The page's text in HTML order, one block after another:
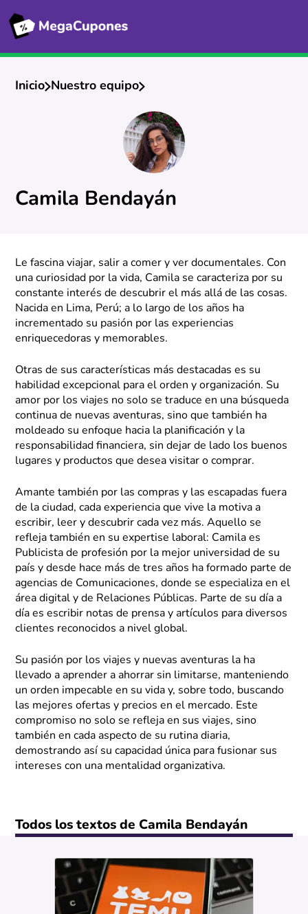
Inicio Nuestro equipo
Camila Bendayán
Le fascina viajar, salir a comer y ver documentales. Con
una curiosidad por la vida, Camila se caracteriza por su
constante interés de descubrir el más allá de las cosas.
Nacida en Lima, Perú; a lo largo de los años ha
incrementado su pasión por las experiencias
enriquecedoras y memorables.
Otras de sus características más destacadas es su
habilidad excepcional para el orden y organización. Su
amor por los viajes no solo se traduce en una búsqueda
continua de nuevas aventuras, sino que también ha
moldeado su enfoque hacia la planificación y la
responsabilidad financiera, sin dejar de lado los buenos
lugares y productos que desea visitar o comprar.
Amante también por las compras y las escapadas fuera
de la ciudad, cada experiencia que vive la motiva a
escribir, leer y descubrir cada vez más. Aquello se
refleja también en su expertise laboral: Camila es
Publicista de profesión por la mejor universidad de su
país y desde hace más de tres años ha formado parte de
agencias de Comunicaciones, donde se especializa en el
área digital y de Relaciones Públicas. Parte de su día a
día es escribir notas de prensa y artículos para diversos
clientes reconocidos a nivel global.
Su pasión por los viajes y nuevas aventuras la ha
llevado a aprender a ahorrar sin limitarse, manteniendo
un orden impecable en su vida y, sobre todo, buscando
las mejores ofertas y precios en el mercado. Este
compromiso no solo se refleja en sus viajes, sino
también en cada aspecto de su rutina diaria,
demostrando así su capacidad única para fusionar sus
intereses con una mentalidad organizativa.
Todos los textos de Camila Bendayán